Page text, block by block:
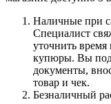
Наличные при
Специалист
уточнить время
купюры. Вы
документы,
товар и чек.
Безналичный